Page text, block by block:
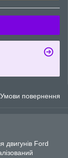
Умови повернення
двигунів Ford